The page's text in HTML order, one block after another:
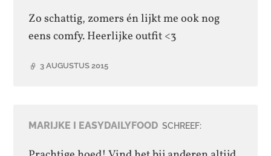
Zo schattig, zomers én lijkt me ook nog
eens comfy. Heerlijke outfit <3
3 AUGUSTUS 2015
MARIJKE I EASYDAILYFOOD SCHREEF: